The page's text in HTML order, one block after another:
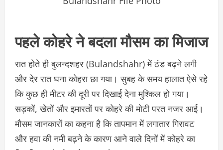
पहले कोहरे ने बदला मौसम का मिजाज
रात होते ही बुलन्दशहर (Bulandshahr) में ठंड बढ़ने लगी
और देर रात घना कोहरा छा गया। सुबह के समय हालात ऐसे रहे
कि कुछ ही मीटर की दूरी पर दिखाई देना मुश्किल हो गया।
सड़कों, खेतों और इमारतों पर कोहरे की मोटी परत नजर आई।
मौसम जानकारों का कहना है कि तापमान में लगातार गिरावट
और हवा की नमी बढ़ने के कारण आने वाले दिनों में कोहरे का